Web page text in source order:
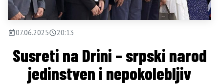
07.06.2025 20:13
Susreti na Drini – srpski narod
jedinstven i nepokolebljiv